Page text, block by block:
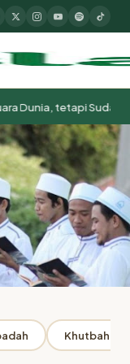
PesantrenTokoh
tetapi Sudah
Khutbah